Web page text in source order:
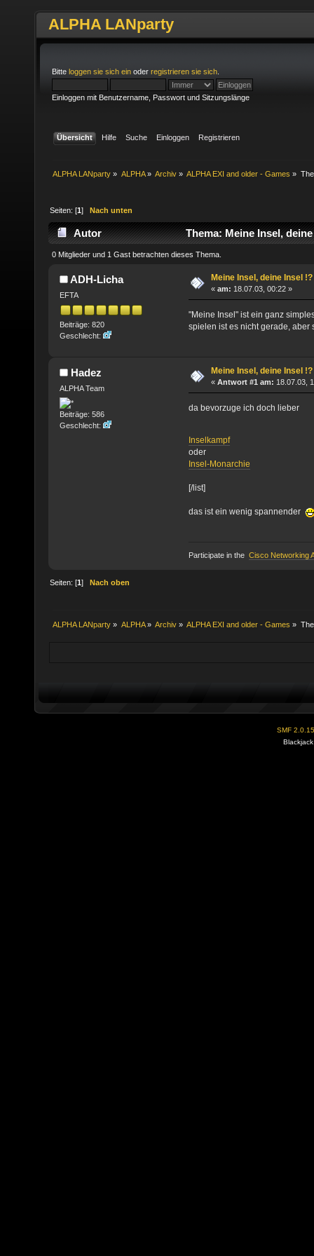
ALPHA LANparty
Bitte loggen sie sich ein oder registrieren sie sich
Einloggen mit Benutzername, Passwort und Sitzungslänge
Übersicht Hilfe Suche Einloggen Registrieren
ALPHA LANparty » ALPHA» Archiv» ALPHA EXI and older - Games »
Seiten: [1]Nach unten
Autor Thema: Meine Insel,
0 Mitglieder und 1 Gast betrachten dieses Thema.
ADH-Licha
EFTA
Beiträge: 820
Geschlecht:
Meine Insel, deine Insel !?
« am: 18.07.03, 00:22 »
"Meine Insel" ist ein ganz
spielen ist es nicht gerade, aber
Hadez
ALPHA Team
Beiträge: 586
Geschlecht:
Meine Insel, deine Insel !?
« Antwort #1 am: 18.07.03,
da bevorzuge ich doch lieber
Inselkampf
oder
Insel-Monarchie
[/list]
das ist ein wenig spannender
Participate in the Cisco Networking
Seiten: [1]Nach oben
ALPHA LANparty » ALPHA» Archiv» ALPHA EXI and older - Games »
SMF 2.0.15